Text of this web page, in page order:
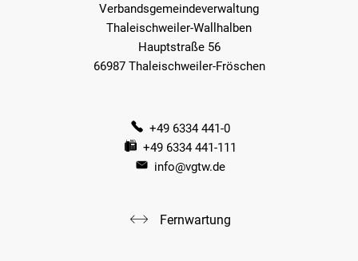
Verbandsgemeindeverwaltung
Thaleischweiler-Wallhalben
Hauptstraße 56
66987 Thaleischweiler-Fröschen
+49 6334 441-0
+49 6334 441-111
info@vgtw.de
Fernwartung